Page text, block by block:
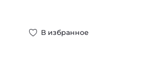
В избранное